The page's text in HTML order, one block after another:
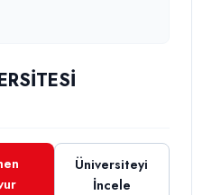
Üniversiteyi
İncele